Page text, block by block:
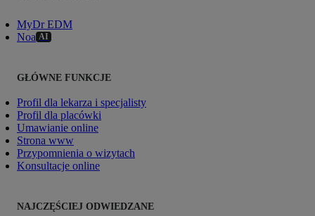
MyDr EDM
Noa AI
GŁÓWNE FUNKCJE
Profil dla lekarza i specjalisty
Profil dla placówki
Umawianie online
Strona www
Przypomnienia o wizytach
Konsultacje online
NAJCZĘŚCIEJ ODWIEDZANE